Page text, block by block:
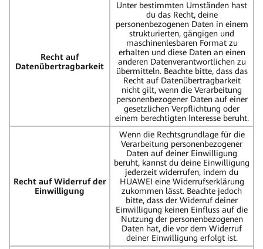
Recht auf
Datenübertragbarkeit
Unter bestimmten Umständen hast
du das Recht, deine
personenbezogenen Daten in einem
strukturierten, gängigen und
maschinenlesbaren Format zu
erhalten und diese Daten an einen
anderen Datenverantwortlichen zu
übermitteln. Beachte bitte, dass das
Recht auf Datenübertragbarkeit
nicht gilt, wenn die Verarbeitung
personenbezogener Daten auf einer
gesetzlichen Verpflichtung oder
einem berechtigten Interesse beruht.
Recht auf Widerruf der
Einwilligung
Wenn die Rechtsgrundlage für die
Verarbeitung personenbezogener
Daten auf deiner Einwilligung
beruht, kannst du deine Einwilligung
jederzeit widerrufen, indem du
HUAWEI eine Widerrufserklärung
zukommen lässt. Beachte jedoch
bitte, dass der Widerruf deiner
Einwilligung keinen Einfluss auf die
Nutzung der personenbezogenen
Daten hat, die vor dem Widerruf
deiner Einwilligung erfolgt ist.